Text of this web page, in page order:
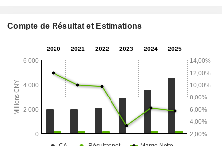
Compte de Résultat et Estimations